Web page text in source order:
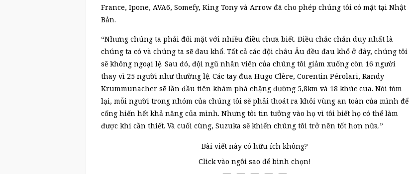
France, Ipone, AVA6, Somefy, King Tony và Arrow đã cho phép chúng tôi có mặt tại Nhật
Bản.
“Nhưng chúng ta phải đối mặt với nhiều điều chưa biết. Điều chắc chắn duy nhất là
chúng ta có và chúng ta sẽ đau khổ. Tất cả các đội châu Âu đều đau khổ ở đây, chúng tôi
sẽ không ngoại lệ. Sau đó, đội ngũ nhân viên của chúng tôi giảm xuống còn 16 người
thay vì 25 người như thường lệ. Các tay đua Hugo Clère, Corentin Pérolari, Randy
Krummunacher sẽ lần đầu tiên khám phá chặng đường 5,8km và 18 khúc cua. Nói tóm
lại, mỗi người trong nhóm của chúng tôi sẽ phải thoát ra khỏi vùng an toàn của mình để
cống hiến hết khả năng của mình. Nhưng tôi tin tưởng vào họ vì tôi biết họ có thể làm
được khi cần thiết. Và cuối cùng, Suzuka sẽ khiến chúng tôi trở nên tốt hơn nữa.”
Bài viết này có hữu ích không?
Click vào ngôi sao để bình chọn!